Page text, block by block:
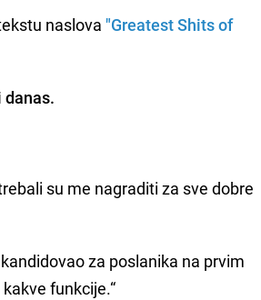
naslova "Greatest Shits of
danas.
su me nagraditi za sve dobre
za poslanika na prvim
funkcije.“